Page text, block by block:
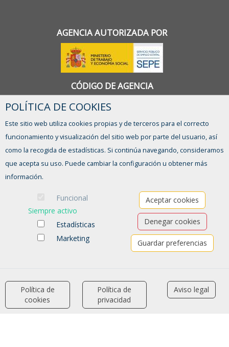
AGENCIA AUTORIZADA POR
CÓDIGO DE AGENCIA
1300000090
CONTACTO
agenciacolocacion@ayto-pinto.es
912 483 800 ext. 3441, 3421
FORMULARIO DE CONTACTO
POLÍTICA DE COOKIES
Este sitio web utiliza cookies propias y de terceros para el correcto
funcionamiento y visualización del sitio web por parte del usuario, así
como la recogida de estadísticas. Si continúa navegando, consideramos
que acepta su uso. Puede cambiar la configuración u obtener más
información.
Funcional
Siempre activo
Estadísticas
Marketing
Aceptar cookies
Denegar cookies
Guardar preferencias
Política de
cookies
Política de
privacidad
Aviso legal